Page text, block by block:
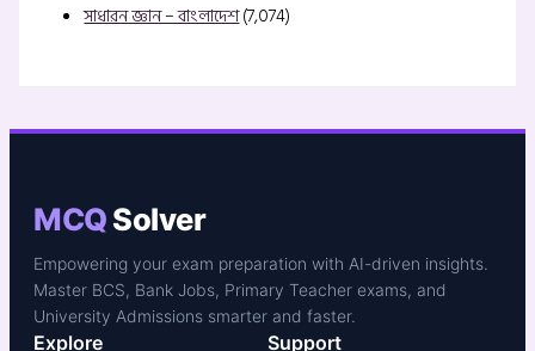
সাধারন জ্ঞান – বাংলাদেশ(7,074)
MCQSolver
Empowering your exam preparation with AI-driven insights.
Master BCS, Bank Jobs, Primary Teacher exams, and
University Admissions smarter and faster.
Explore Support